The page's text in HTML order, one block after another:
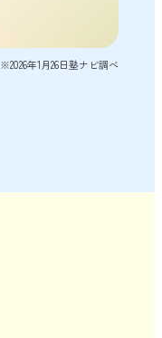
※2026年1月26日塾ナビ調べ